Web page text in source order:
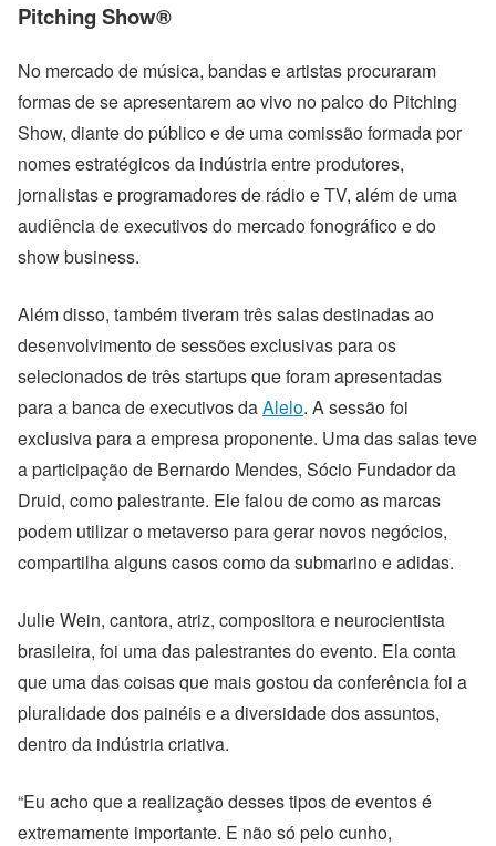
Pitching Show®
No mercado de música, bandas e artistas procuraram
formas de se apresentarem ao vivo no palco do Pitching
Show, diante do público e de uma comissão formada por
nomes estratégicos da indústria entre produtores,
jornalistas e programadores de rádio e TV, além de uma
audiência de executivos do mercado fonográfico e do
show business.
Além disso, também tiveram três salas destinadas ao
desenvolvimento de sessões exclusivas para os
selecionados de três startups que foram apresentadas
para a banca de executivos daAlelo. A sessão foi
exclusiva para a empresa proponente. Uma das salas teve
a participação de Bernardo Mendes, Sócio Fundador da
Druid, como palestrante. Ele falou de como as marcas
podem utilizar o metaverso para gerar novos negócios,
compartilha alguns casos como da submarino e adidas.
Julie Wein, cantora, atriz, compositora e neurocientista
brasileira, foi uma das palestrantes do evento. Ela conta
que uma das coisas que mais gostou da conferência foi a
pluralidade dos painéis e a diversidade dos assuntos,
dentro da indústria criativa.
“Eu acho que a realização desses tipos de eventos é
extremamente importante. E não só pelo cunho,